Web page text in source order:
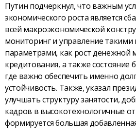
Путин подчеркнул, что важным
экономического роста является
всей макроэкономической
мониторинг и управление
параметрами, как рост денежной
кредитования, а также
где важно обеспечить именно
устойчивость. Также, указал
улучшать структуру занятости,
кадров в высокотехнологичные
формируется большая